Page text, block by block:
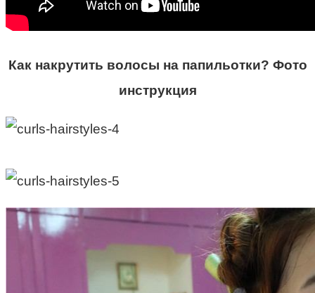
Как накрутить волосы на папильотки? Фото
инструкция